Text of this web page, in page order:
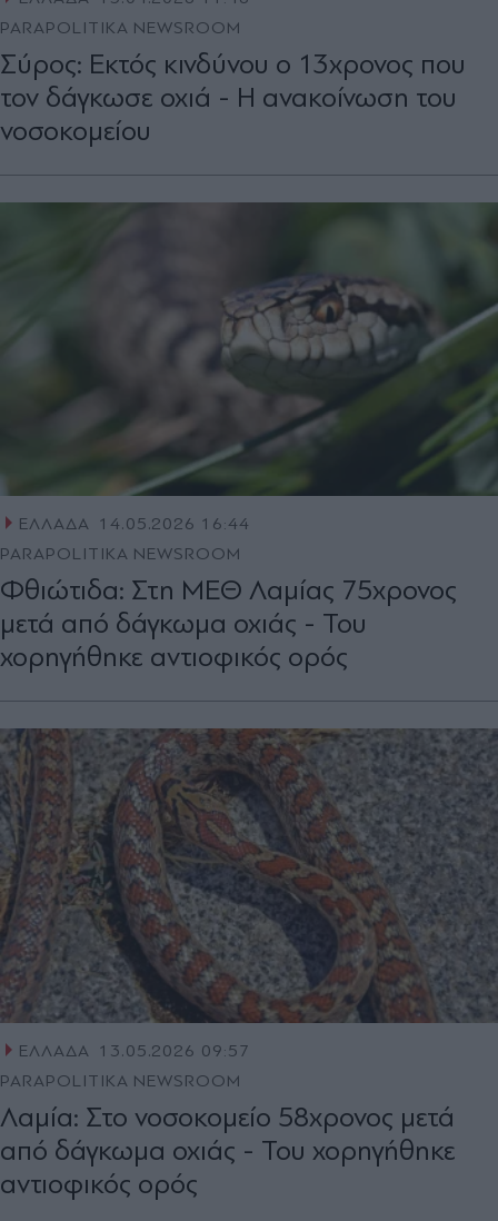
PARAPOLITIKA NEWSROOM
Σύρος: Εκτός κινδύνου ο 13χρονος που
τον δάγκωσε οχιά - Η ανακοίνωση του
νοσοκομείου
ΕΛΛΑΔΑ 14.05.2026 16:44
PARAPOLITIKA NEWSROOM
Φθιώτιδα: Στη ΜΕΘ Λαμίας 75χρονος
μετά από δάγκωμα οχιάς - Του
χορηγήθηκε αντιοφικός ορός
ΕΛΛΑΔΑ 13.05.2026 09:57
PARAPOLITIKA NEWSROOM
Λαμία: Στο νοσοκομείο 58χρονος μετά
από δάγκωμα οχιάς - Του χορηγήθηκε
αντιοφικός ορός